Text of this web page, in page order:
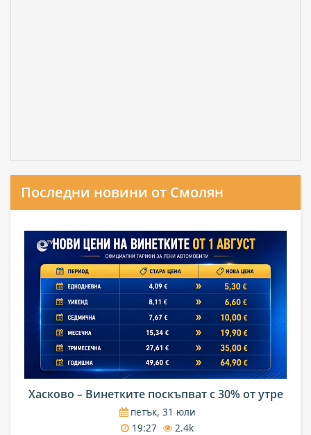
Последни новини от Смолян
Хасково – Винетките поскъпват с 30% от утре
петък, 31 юли
19:27
2.4k